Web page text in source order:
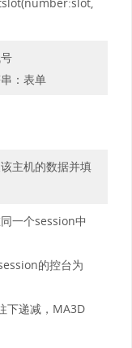
：表单
主机的数据并填
一个session中
的控台为
下递减，MA3D